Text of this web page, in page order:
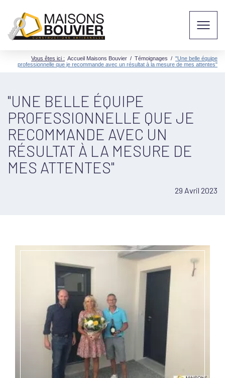
Vous êtes ici : Accueil Maisons Bouvier / Témoignages / "Une belle équipe
professionnelle que je recommande avec un résultat à la mesure de mes attentes"
"UNE BELLE ÉQUIPE
PROFESSIONNELLE QUE JE
RECOMMANDE AVEC UN
RÉSULTAT À LA MESURE DE
MES ATTENTES"
29 Avril 2023